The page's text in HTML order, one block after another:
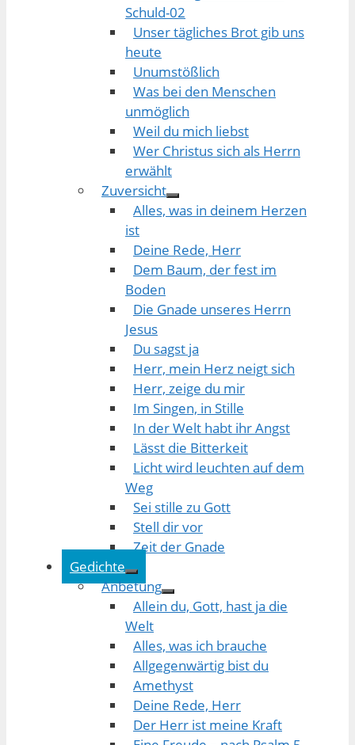
Schuld-02
Unser tägliches Brot gib uns
heute
Unumstößlich
Was bei den Menschen
unmöglich
Weil du mich liebst
Wer Christus sich als Herrn
erwählt
Zuversicht
Alles, was in deinem Herzen
ist
Deine Rede, Herr
Dem Baum, der fest im
Boden
Die Gnade unseres Herrn
Jesus
Du sagst ja
Herr, mein Herz neigt sich
Herr, zeige du mir
Im Singen, in Stille
In der Welt habt ihr Angst
Lässt die Bitterkeit
Licht wird leuchten auf dem
Weg
Sei stille zu Gott
Stell dir vor
Zeit der Gnade
Gedichte
Anbetung
Allein du, Gott, hast ja die
Welt
Alles, was ich brauche
Allgegenwärtig bist du
Amethyst
Deine Rede, Herr
Der Herr ist meine Kraft